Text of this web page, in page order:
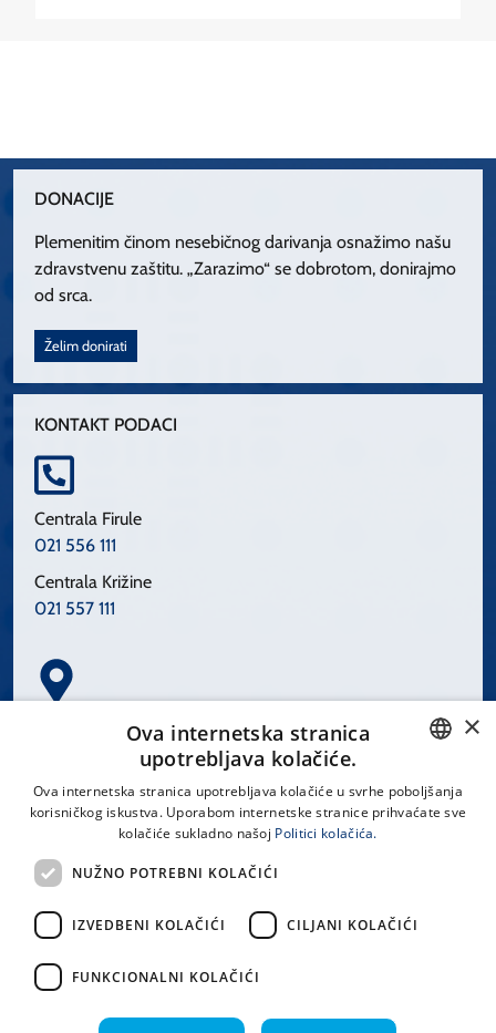
DONACIJE
Plemenitim činom nesebičnog darivanja osnažimo našu
zdravstvenu zaštitu. „Zarazimo“ se dobrotom, donirajmo
od srca.
Želim donirati
KONTAKT PODACI
Centrala Firule
021 556 111
Centrala Križine
021 557 111
Spinčićeva 1, 21000 Split
LINKOVI
Uvjeti korištenja
CROATIAN
×
Ova internetska stranica
upotrebljava kolačiće.
Ova internetska stranica upotrebljava kolačiće u svrhe poboljšanja
korisničkog iskustva. Uporabom internetske stranice prihvaćate sve
kolačiće sukladno našoj Politici kolačića.
NUŽNO POTREBNI KOLAČIĆI
IZVEDBENI KOLAČIĆI CILJANI KOLAČIĆI
FUNKCIONALNI KOLAČIĆI